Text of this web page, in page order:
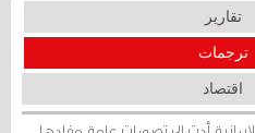
تقارير
ترجمات
اقتصاد